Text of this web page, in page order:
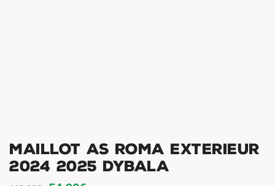
Maillot AS Roma Exterieur
2024 2025 Dybala